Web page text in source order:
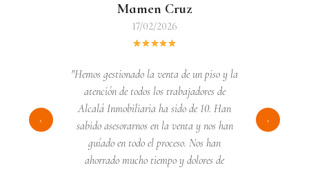
‹
Mamen Cruz
17/02/2026
"Hemos gestionado la venta de un piso y la
atención de todos los trabajadores de
Alcalá Inmobiliaria ha sido de 10. Han
sabido asesorarnos en la venta y nos han
guíado en todo el proceso. Nos han
ahorrado mucho tiempo y dolores de
›